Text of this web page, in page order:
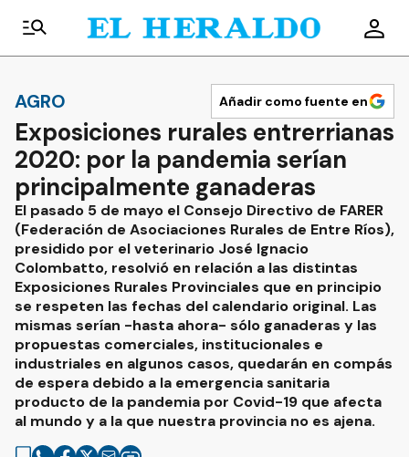
AGRO Añadir como fuente en
Exposiciones rurales entrerrianas
2020: por la pandemia serían
principalmente ganaderas
El pasado 5 de mayo el Consejo Directivo de FARER
(Federación de Asociaciones Rurales de Entre Ríos),
presidido por el veterinario José Ignacio
Colombatto, resolvió en relación a las distintas
Exposiciones Rurales Provinciales que en principio
se respeten las fechas del calendario original. Las
mismas serían -hasta ahora- sólo ganaderas y las
propuestas comerciales, institucionales e
industriales en algunos casos, quedarán en compás
de espera debido a la emergencia sanitaria
producto de la pandemia por Covid-19 que afecta
al mundo y a la que nuestra provincia no es ajena.